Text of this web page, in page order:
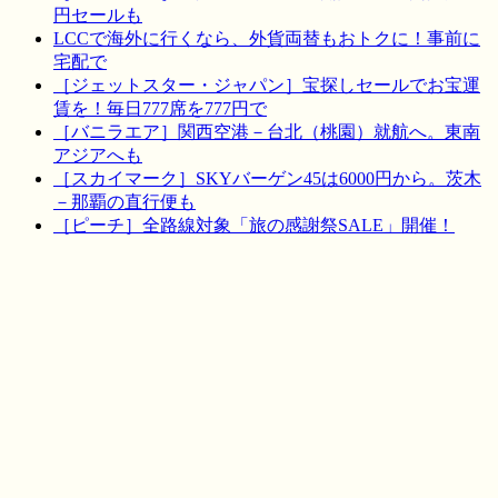
円セールも
LCCで海外に行くなら、外貨両替もおトクに！事前に
宅配で
［ジェットスター・ジャパン］宝探しセールでお宝運
賃を！毎日777席を777円で
［バニラエア］関西空港－台北（桃園）就航へ。東南
アジアへも
［スカイマーク］SKYバーゲン45は6000円から。茨木
－那覇の直行便も
［ピーチ］全路線対象「旅の感謝祭SALE」開催！